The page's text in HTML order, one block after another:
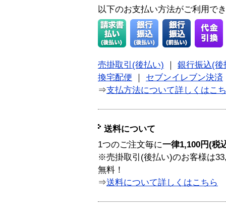
以下のお支払い方法がご利用で
売掛取引(後払い)
銀行振込(後
換宅配便
セブンイレブン決済
⇒支払方法について詳しくはこ
送料について
1つのご注文毎に一律1,100円(税
※売掛取引(後払い)のお客様は
無料！
⇒送料について詳しくはこちら